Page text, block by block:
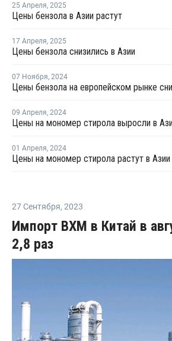
25 Апреля, 2025
Цены бензола в Азии растут
17 Апреля, 2025
Цены бензола снизились в Азии
07 Ноября, 2024
Цены бензола на европейском рынке
09 Апреля, 2024
Цены на мономер стирола выросли в
01 Апреля, 2024
Цены на мономер стирола растут в Азии
27 Сентября, 2023
Импорт ВХМ в Китай в
2,8 раз